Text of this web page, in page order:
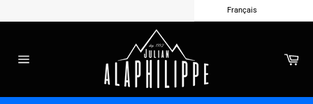
Français
contenu